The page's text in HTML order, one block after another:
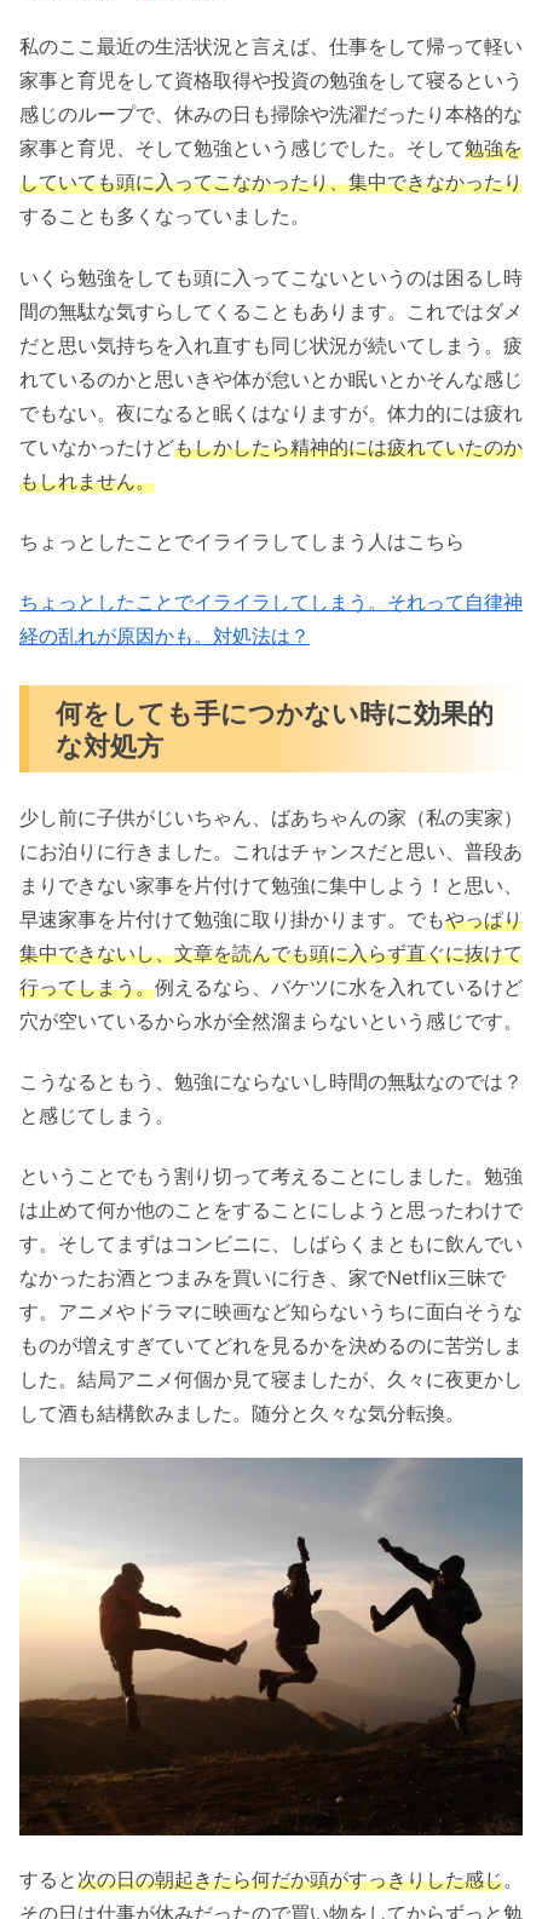
私のここ最近の生活状況と言えば、仕事をして帰って軽い
家事と育児をして資格取得や投資の勉強をして寝るという
感じのループで、休みの日も掃除や洗濯だったり本格的な
家事と育児、そして勉強という感じでした。そして勉強を
していても頭に入ってこなかったり、集中できなかったり
することも多くなっていました。
いくら勉強をしても頭に入ってこないというのは困るし時
間の無駄な気すらしてくることもあります。これではダメ
だと思い気持ちを入れ直すも同じ状況が続いてしまう。疲
れているのかと思いきや体が怠いとか眠いとかそんな感じ
でもない。夜になると眠くはなりますが。体力的には疲れ
ていなかったけどもしかしたら精神的には疲れていたのか
もしれません。
ちょっとしたことでイライラしてしまう人はこちら
ちょっとしたことでイライラしてしまう。それって自律神
経の乱れが原因かも。対処法は？
何をしても手につかない時に効果的
な対処方
少し前に子供がじいちゃん、ばあちゃんの家（私の実家）
にお泊りに行きました。これはチャンスだと思い、普段あ
まりできない家事を片付けて勉強に集中しよう！と思い、
早速家事を片付けて勉強に取り掛かります。でもやっぱり
集中できないし、文章を読んでも頭に入らず直ぐに抜けて
行ってしまう。例えるなら、バケツに水を入れているけど
穴が空いているから水が全然溜まらないという感じです。
こうなるともう、勉強にならないし時間の無駄なのでは？
と感じてしまう。
ということでもう割り切って考えることにしました。勉強
は止めて何か他のことをすることにしようと思ったわけで
す。そしてまずはコンビニに、しばらくまともに飲んでい
なかったお酒とつまみを買いに行き、家でNetflix三昧で
す。アニメやドラマに映画など知らないうちに面白そうな
ものが増えすぎていてどれを見るかを決めるのに苦労しま
した。結局アニメ何個か見て寝ましたが、久々に夜更かし
して酒も結構飲みました。随分と久々な気分転換。
すると次の日の朝起きたら何だか頭がすっきりした感じ。
その日は仕事が休みだったので買い物をしてからずっと勉